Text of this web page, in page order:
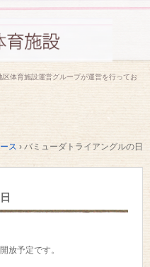
体育施設運営グループが運営を行ってお
ス › バミューダトライアングルの日
放予定です。